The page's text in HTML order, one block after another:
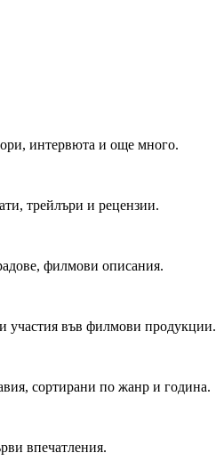
интервюта и още много.
трейлъри и рецензии.
филмови описания.
участия във филмови продукции.
сортирани по жанр и година.
впечатления.